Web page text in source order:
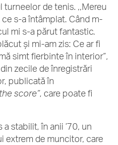
de tenis. ,,Mereu
s-a întâmplat. Când m-
mi s-a părut fantastic.
și mi-am zis: Ce ar fi
simt fierbinte în interior”,
zecile de înregistrări
publicată în
score”, care poate fi
stabilit, în anii ’70, un
extrem de muncitor, care